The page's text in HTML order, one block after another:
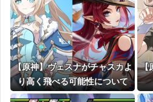
【原神】ヴェスナがチャスカよ
り高く飛べる可能性について
【